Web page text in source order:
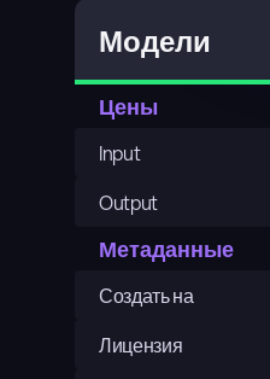
Модели
Цены
Input
Output
Метаданные
Создать на
Лицензия